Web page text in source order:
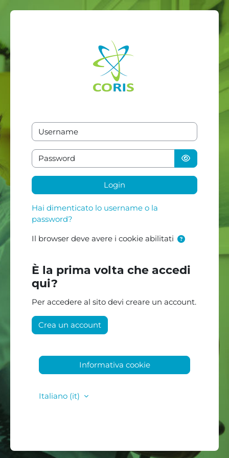
Vai al contenuto principale
Username
Password
Login
Hai dimenticato lo username o la
password?
Il browser deve avere i cookie abilitati
È la prima volta che accedi
qui?
Per accedere al sito devi creare un account.
Crea un account
Informativa cookie
Italiano ‎(it)‎